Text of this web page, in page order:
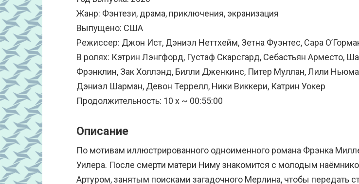
Жанр: Фэнтези, драма, приключения, экранизация
Выпущено: США
Режиссер: Джон Ист, Дэниэл Неттхейм, Зетна Фуэнтес, Сара
В ролях: Кэтрин Лэнгфорд, Густаф Скарсгард, Себастьян Арместо,
Фрэнклин, Зак Холлэнд, Билли Дженкинс, Питер Муллан, Лили
Дэниэл Шарман, Девон Террелл, Ники Виккери, Катрин Уокер
Продолжительность: 10 x ~ 00:55:00
Описание
По мотивам иллюстрированного одноименного романа Фрэнка
Уилера. После смерти матери Ниму знакомится с молодым
Артуром, занятым поисками загадочного Мерлина, чтобы передать